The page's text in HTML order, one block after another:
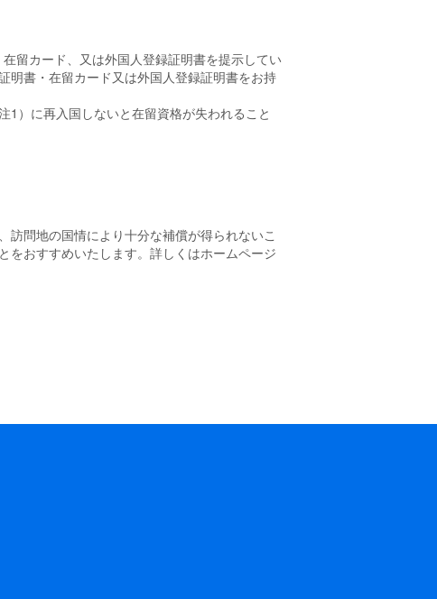
留カード、又は外国人登録証明書を提示してい
書・在留カード又は外国人登録証明書をお持
）に再入国しないと在留資格が失われること
問地の国情により十分な補償が得られないこ
をおすすめいたします。詳しくはホームページ